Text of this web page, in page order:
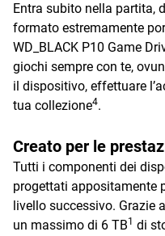
Entra subito nella partita,
formato estremamente
WD_BLACK P10 Game
giochi sempre con te,
il dispositivo, effettuare
tua collezione4.
Creato per le
Tutti i componenti dei
progettati appositamente
livello successivo. Grazie
un massimo di 6 TB1 di